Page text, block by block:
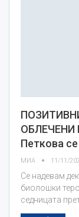
ОБЛЕЧЕНИ
Петкова
МИА 11/11/
Се надевам
биолошки
седницата